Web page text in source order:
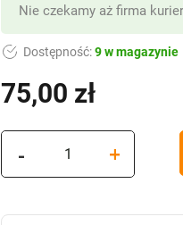
75,00 zł
Dostępność:9 w magazynie
Nie czekamy aż firma
-
Kapliczka
+